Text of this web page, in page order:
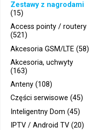
Zestawy z nagrodami
(15)
Access pointy / routery
(521)
Akcesoria GSM/LTE (58)
Akcesoria, uchwyty
(163)
Anteny (108)
Części serwisowe (45)
Inteligentny Dom (45)
IPTV / Android TV (20)